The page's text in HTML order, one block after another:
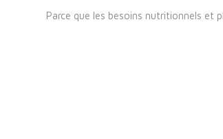
Parce que les besoins nutritionnels et